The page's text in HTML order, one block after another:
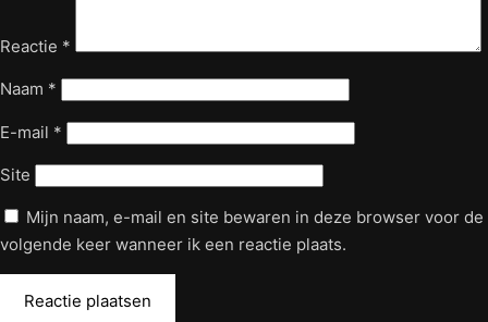
Reactie *
Naam *
E-mail *
Site
Mijn naam, e-mail en site bewaren in deze browser voor de
volgende keer wanneer ik een reactie plaats.